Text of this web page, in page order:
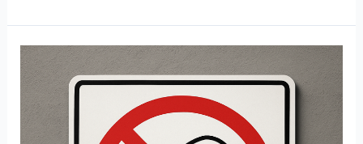
Fumar
Cigarro
Impotente?